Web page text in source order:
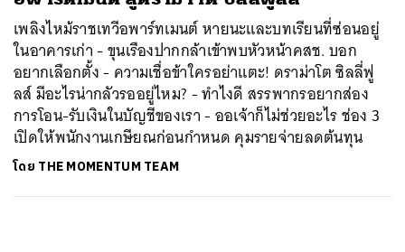
เพลิงไหม้ราชเทวีอพาร์ทเมนต์ หายนะและบทเรียนที่ซ่อนอยู่
ในอาคารเก่า - ขุนเรืองปากกล้าเข้าพบหัวหน้าคสช. บอก
อยากเลือกตั้ง - ความเชื่อข้าใครอย่าแตะ! ดราม่าโต ซิลลี่ฟู
ลส์ มีอะไรน่ากลัวรออยู่ไหม? - ทำไงดี สรรพากรอยากส่อง
การโอน-รับเงินในบัญชีของเรา - ออเจ้าก็ไม่ช่วยอะไร ช่อง 3
เปิดให้พนักงานเกษียณก่อนกำหนด คุมรายจ่ายลดต้นทุน
โดย THE MOMENTUM TEAM